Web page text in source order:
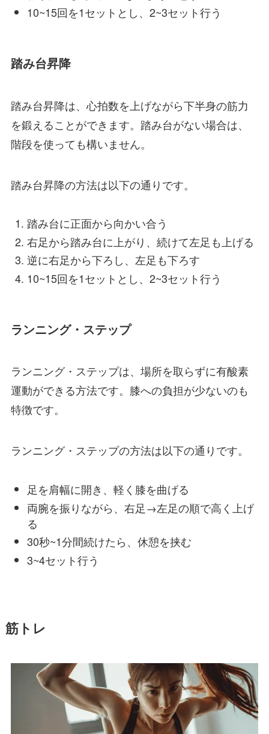
10~15回を1セットとし、2~3セット行う
踏み台昇降
踏み台昇降は、心拍数を上げながら下半身の筋力
を鍛えることができます。踏み台がない場合は、
階段を使っても構いません。
踏み台昇降の方法は以下の通りです。
踏み台に正面から向かい合う
右足から踏み台に上がり、続けて左足も上げる
逆に右足から下ろし、左足も下ろす
10~15回を1セットとし、2~3セット行う
ランニング・ステップ
ランニング・ステップは、場所を取らずに有酸素
運動ができる方法です。膝への負担が少ないのも
特徴です。
ランニング・ステップの方法は以下の通りです。
足を肩幅に開き、軽く膝を曲げる
両腕を振りながら、右足→左足の順で高く上げ
る
30秒~1分間続けたら、休憩を挟む
3~4セット行う
筋トレ